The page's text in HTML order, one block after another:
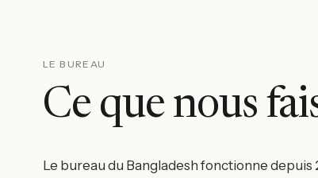
LE BUREAU
Ce que nous
Le bureau du Bangladesh fonctionne depuis